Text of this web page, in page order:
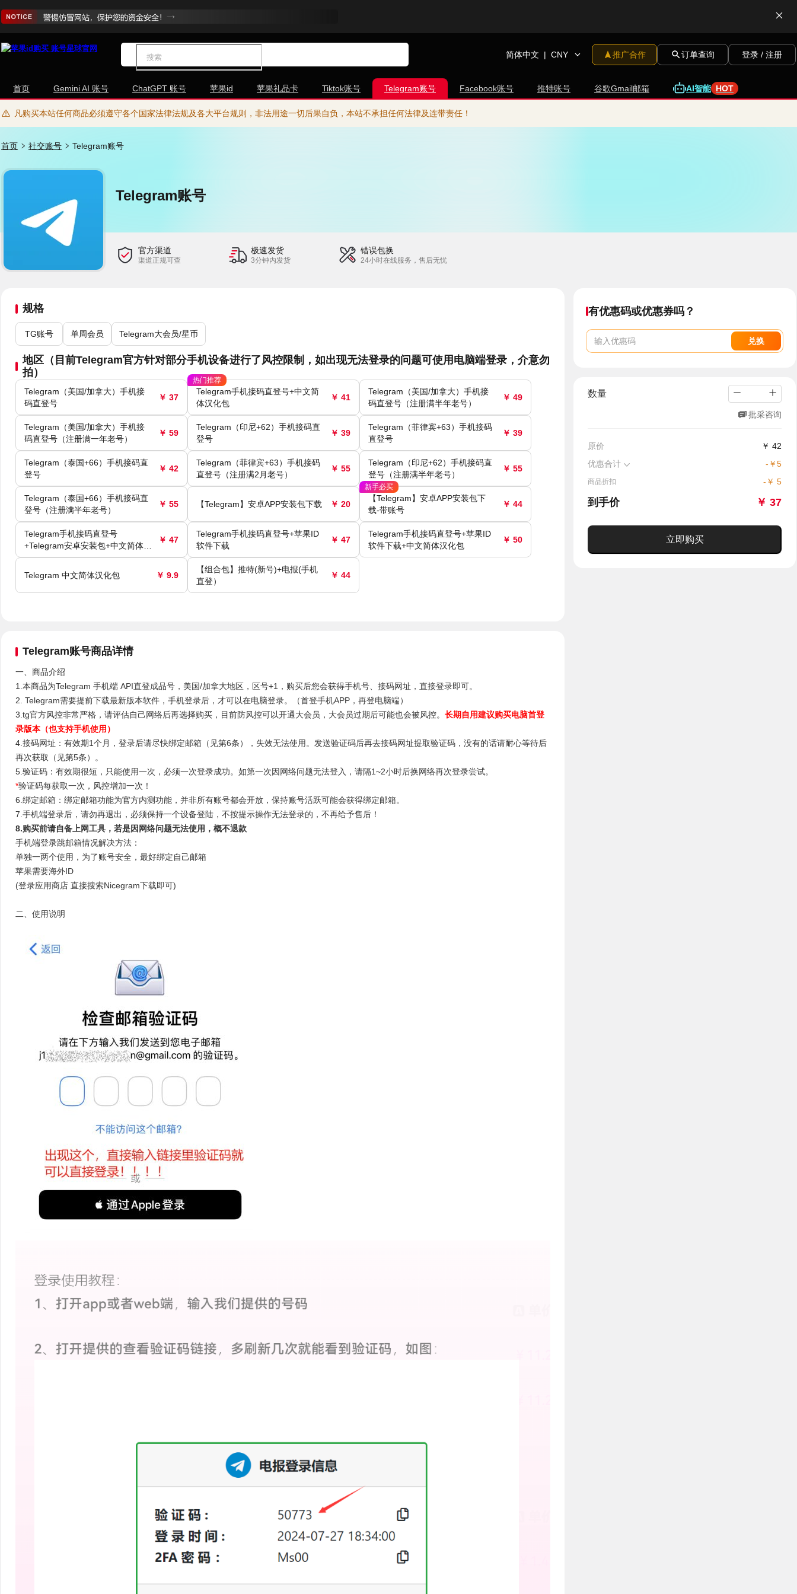
简体中文 | CNY 推广合作 订单查询 登录 / 注册
首页 Gemini AI 账号 ChatGPT 账号 苹果id 苹果礼品卡 Tiktok账号 Telegram账号 Facebook账号 推特账号 谷歌Gmail邮箱 AI智能 HOT
凡购买本站任何商品必须遵守各个国家法律法规及各大平台规则，非法用途一切后果自负，本站不承担任何法律及连带责任！
首页 社交账号 Telegram账号
Telegram账号
官方渠道
渠道正规可查
极速发货
3分钟内发货
错误包换
24小时在线服务，售后无忧
规格
TG账号 单周会员 Telegram大会员/星币
地区（目前Telegram官方针对部分手机设备进行了风控限制，如出现无法登录的问题可使用电脑端登录，介意勿
拍）
Telegram（美国/加拿大）手机接
码直登号
￥ 37
Telegram手机接码直登号+中文简
体汉化包
￥ 41
热门推荐
Telegram（美国/加拿大）手机接
码直登号（注册满半年老号）
￥ 49
Telegram（美国/加拿大）手机接
码直登号（注册满一年老号）
￥ 59
Telegram（印尼+62）手机接码直
登号
￥ 39
Telegram（菲律宾+63）手机接码
直登号
￥ 39
Telegram（泰国+66）手机接码直
登号
￥ 42
Telegram（菲律宾+63）手机接码
直登号（注册满2月老号）
￥ 55
Telegram（印尼+62）手机接码直
登号（注册满半年老号）
￥ 55
Telegram（泰国+66）手机接码直
登号（注册满半年老号）
￥ 55 【Telegram】安卓APP安装包下载 ￥ 20
【Telegram】安卓APP安装包下
载-带账号
￥ 44
新手必买
Telegram手机接码直登号
+Telegram安卓安装包+中文简体汉
化包
￥ 47
Telegram手机接码直登号+苹果ID
软件下载
￥ 47
Telegram手机接码直登号+苹果ID
软件下载+中文简体汉化包
￥ 50
Telegram 中文简体汉化包 ￥ 9.9
【组合包】推特(新号)+电报(手机
直登）
￥ 44
Telegram账号商品详情
一、商品介绍
1.本商品为Telegram 手机端 API直登成品号，美国/加拿大地区，区号+1，购买后您会获得手机号、接码网址，直接登录即可。
2. Telegram需要提前下载最新版本软件，手机登录后，才可以在电脑登录。（首登手机APP，再登电脑端）
3.tg官方风控非常严格，请评估自己网络后再选择购买，目前防风控可以开通大会员，大会员过期后可能也会被风控。 长期自用建议购买电脑首登
录版本（也支持手机使用）
4.接码网址：有效期1个月，登录后请尽快绑定邮箱（见第6条），失效无法使用。发送验证码后再去接码网址提取验证码，没有的话请耐心等待后
再次获取（见第5条）。
5.验证码：有效期很短，只能使用一次，必须一次登录成功。如第一次因网络问题无法登入，请隔1~2小时后换网络再次登录尝试。
*验证码每获取一次，风控增加一次！
6.绑定邮箱：绑定邮箱功能为官方内测功能，并非所有账号都会开放，保持账号活跃可能会获得绑定邮箱。
7.手机端登录后，请勿再退出，必须保持一个设备登陆，不按提示操作无法登录的，不再给予售后！
8.购买前请自备上网工具，若是因网络问题无法使用，概不退款
手机端登录跳邮箱情况解决方法：
单独一两个使用，为了账号安全，最好绑定自己邮箱
苹果需要海外ID
(登录应用商店 直接搜索Nicegram下载即可)
二、使用说明
有优惠码或优惠券吗？
兑换
数量
批采咨询
原价 ￥ 42
优惠合计
- ￥5
商品折扣 - ￥ 5
到手价 ￥ 37
立即购买